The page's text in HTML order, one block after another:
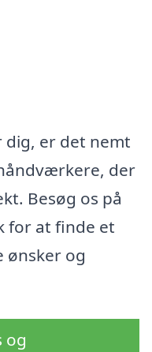
dig, er det nemt
der
Besøg os på
for at finde et
ønsker og
og